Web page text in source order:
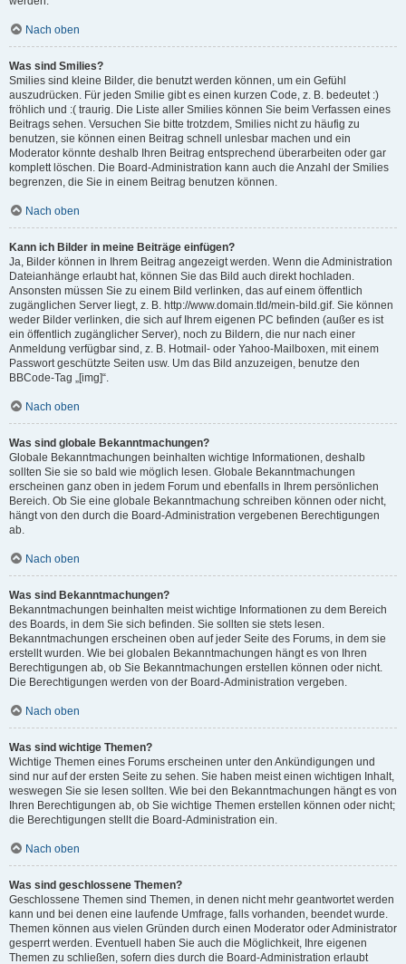
Nach oben
Was sind Smilies?
Smilies sind kleine Bilder, die benutzt werden können, um ein Gefühl
auszudrücken. Für jeden Smilie gibt es einen kurzen Code, z. B. bedeutet :)
fröhlich und :( traurig. Die Liste aller Smilies können Sie beim Verfassen eines
Beitrags sehen. Versuchen Sie bitte trotzdem, Smilies nicht zu häufig zu
benutzen, sie können einen Beitrag schnell unlesbar machen und ein
Moderator könnte deshalb Ihren Beitrag entsprechend überarbeiten oder gar
komplett löschen. Die Board-Administration kann auch die Anzahl der Smilies
begrenzen, die Sie in einem Beitrag benutzen können.
Nach oben
Kann ich Bilder in meine Beiträge einfügen?
Ja, Bilder können in Ihrem Beitrag angezeigt werden. Wenn die Administration
Dateianhänge erlaubt hat, können Sie das Bild auch direkt hochladen.
Ansonsten müssen Sie zu einem Bild verlinken, das auf einem öffentlich
zugänglichen Server liegt, z. B. http://www.domain.tld/mein-bild.gif. Sie können
weder Bilder verlinken, die sich auf Ihrem eigenen PC befinden (außer es ist
ein öffentlich zugänglicher Server), noch zu Bildern, die nur nach einer
Anmeldung verfügbar sind, z. B. Hotmail- oder Yahoo-Mailboxen, mit einem
Passwort geschützte Seiten usw. Um das Bild anzuzeigen, benutze den
BBCode-Tag „[img]“.
Nach oben
Was sind globale Bekanntmachungen?
Globale Bekanntmachungen beinhalten wichtige Informationen, deshalb
sollten Sie sie so bald wie möglich lesen. Globale Bekanntmachungen
erscheinen ganz oben in jedem Forum und ebenfalls in Ihrem persönlichen
Bereich. Ob Sie eine globale Bekanntmachung schreiben können oder nicht,
hängt von den durch die Board-Administration vergebenen Berechtigungen
ab.
Nach oben
Was sind Bekanntmachungen?
Bekanntmachungen beinhalten meist wichtige Informationen zu dem Bereich
des Boards, in dem Sie sich befinden. Sie sollten sie stets lesen.
Bekanntmachungen erscheinen oben auf jeder Seite des Forums, in dem sie
erstellt wurden. Wie bei globalen Bekanntmachungen hängt es von Ihren
Berechtigungen ab, ob Sie Bekanntmachungen erstellen können oder nicht.
Die Berechtigungen werden von der Board-Administration vergeben.
Nach oben
Was sind wichtige Themen?
Wichtige Themen eines Forums erscheinen unter den Ankündigungen und
sind nur auf der ersten Seite zu sehen. Sie haben meist einen wichtigen Inhalt,
weswegen Sie sie lesen sollten. Wie bei den Bekanntmachungen hängt es von
Ihren Berechtigungen ab, ob Sie wichtige Themen erstellen können oder nicht;
die Berechtigungen stellt die Board-Administration ein.
Nach oben
Was sind geschlossene Themen?
Geschlossene Themen sind Themen, in denen nicht mehr geantwortet werden
kann und bei denen eine laufende Umfrage, falls vorhanden, beendet wurde.
Themen können aus vielen Gründen durch einen Moderator oder Administrator
gesperrt werden. Eventuell haben Sie auch die Möglichkeit, Ihre eigenen
Themen zu schließen, sofern dies durch die Board-Administration erlaubt